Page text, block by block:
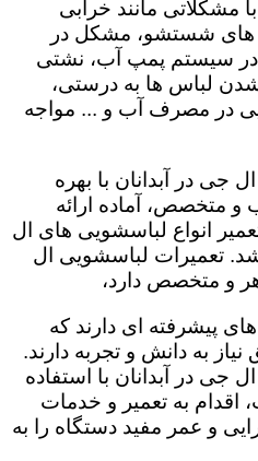
مشکلاتی مانند خرابی
های شستشو، مشکل در
در سیستم پمپ آب، نشتی
لباس ها به درستی،
در مصرف آب و ... مواجه
جی در آبدانان با بهره
متخصص، آماده ارائه
انواع لباسشویی های ال
تعمیرات لباسشویی ال
و متخصص دارد،
پیشرفته ای دارند که
به دانش و تجربه دارند.
جی در آبدانان با استفاده
اقدام به تعمیر و خدمات
و عمر مفید دستگاه را به